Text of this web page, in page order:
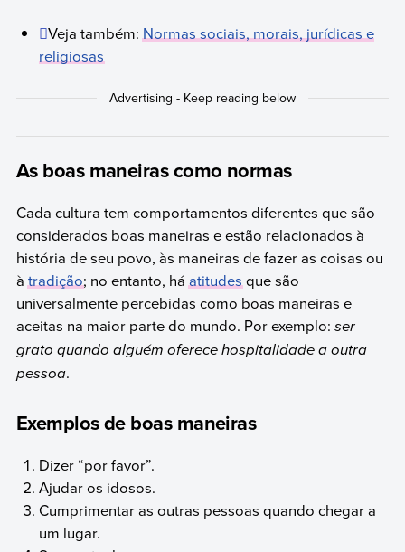
Veja também:Normas sociais, morais, jurídicas e
religiosas
As boas maneiras como normas
Cada cultura tem comportamentos diferentes que são
considerados boas maneiras e estão relacionados à
história de seu povo, às maneiras de fazer as coisas ou
àtradição; no entanto, háatitudesque são
universalmente percebidas como boas maneiras e
aceitas na maior parte do mundo. Por exemplo: ser
grato quando alguém oferece hospitalidade a outra
pessoa.
Exemplos de boas maneiras
Dizer “por favor”.
Ajudar os idosos.
Cumprimentar as outras pessoas quando chegar a
um lugar.